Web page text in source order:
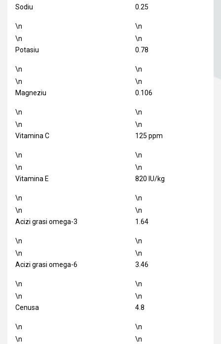
Sodiu
\n
0.25
\n
\n
Potasiu
\n
\n
0.78
\n
\n
Magneziu
\n
\n
0.106
\n
\n
Vitamina C
\n
\n
125 ppm
\n
\n
Vitamina E
\n
\n
820 IU/kg
\n
\n
Acizi grasi omega-3
\n
\n
1.64
\n
\n
Acizi grasi omega-6
\n
\n
3.46
\n
\n
Cenusa
\n
\n
4.8
\n
\n
\n